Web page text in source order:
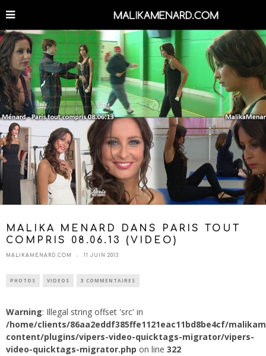
MALIKA MENARD DANS PARIS TOUT
COMPRIS 08.06.13 (VIDEO)
MALIKAMENARD.COM 11 JUIN 2013
PHOTOS VIDEOS 3 COMMENTAIRES
Warning: Illegal string offset 'src' in
/home/clients/86aa2eddf385ffe1121eac11bd8be4cf/
content/plugins/vipers-video-quicktags-migrator/vipers-
video-quicktags-migrator.php on line 322